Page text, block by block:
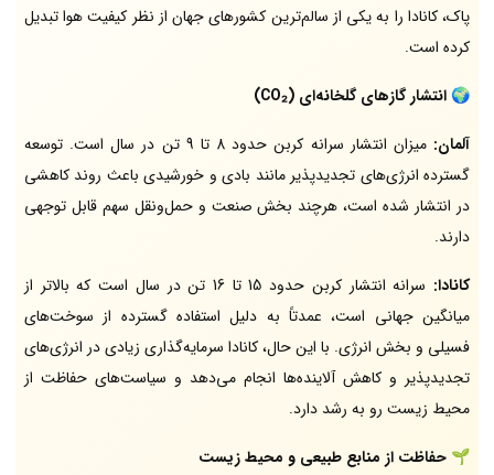
پاک، کانادا را به یکی از سالم‌ترین کشورهای جهان از نظر کیفیت هوا تبدیل
کرده است.
🌍انتشار گازهای گلخانه‌ای (CO₂)
آلمان:
میزان انتشار سرانه کربن حدود 8 تا 9 تن در سال است. توسعه
گسترده انرژی‌های تجدیدپذیر مانند بادی و خورشیدی باعث روند کاهشی
در انتشار شده است، هرچند بخش صنعت و حمل‌ونقل سهم قابل توجهی
دارند.
کانادا:
سرانه انتشار کربن حدود 15 تا 16 تن در سال است که بالاتر از
میانگین جهانی است، عمدتاً به دلیل استفاده گسترده از سوخت‌های
فسیلی و بخش انرژی. با این حال، کانادا سرمایه‌گذاری زیادی در انرژی‌های
تجدیدپذیر و کاهش آلاینده‌ها انجام می‌دهد و سیاست‌های حفاظت از
محیط زیست رو به رشد دارد.
🌱 حفاظت از منابع طبیعی و محیط زیست